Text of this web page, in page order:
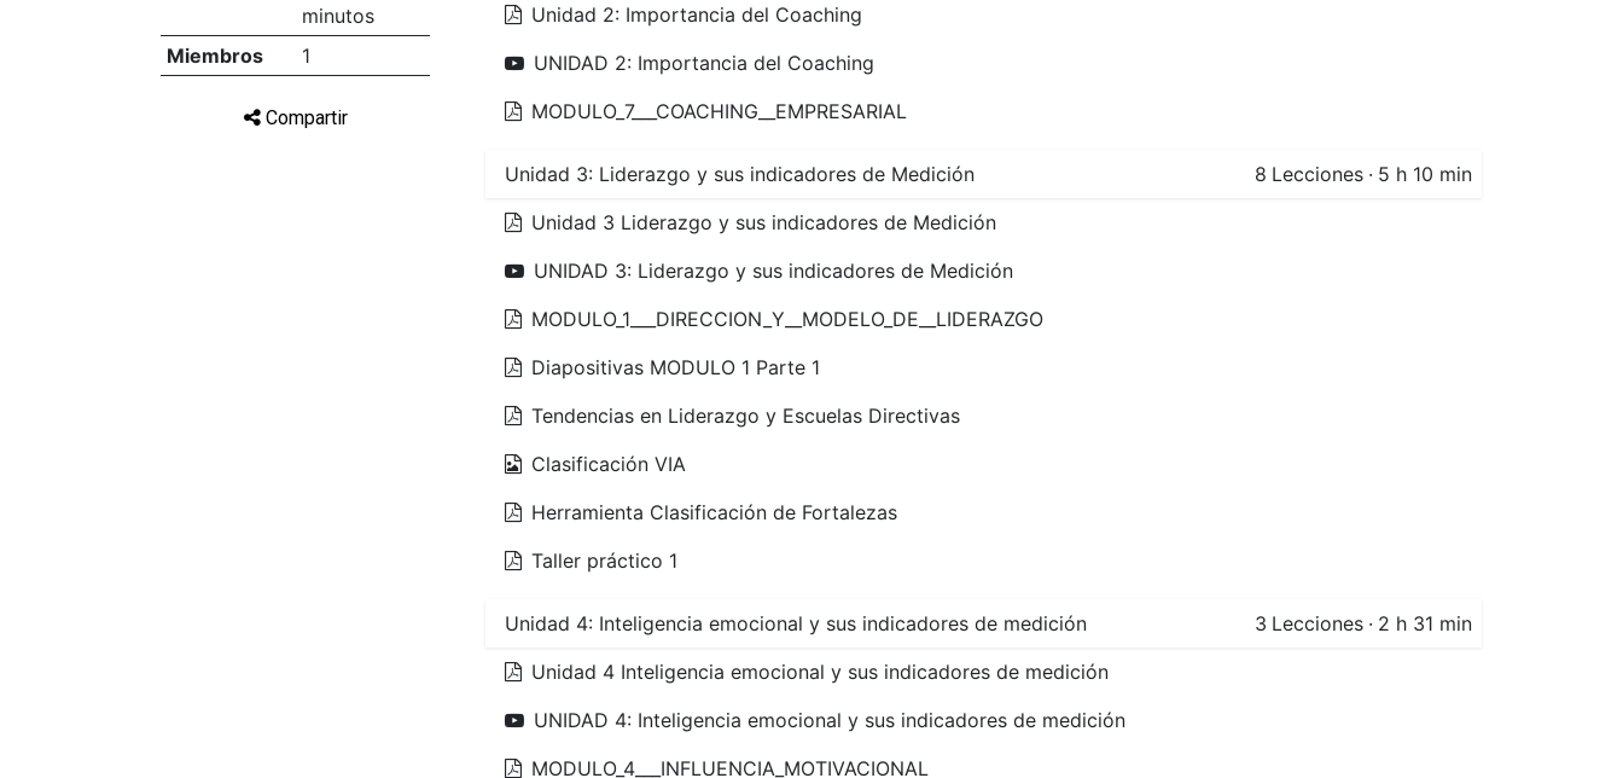
minutos
Miembros
1
Compartir
Unidad 2: Importancia del Coaching
UNIDAD 2: Importancia del Coaching
MODULO_7___COACHING__EMPRESARIAL
Unidad 3: Liderazgo y sus indicadores de Medición 8 Lecciones · 5 h 10 min
Unidad 3 Liderazgo y sus indicadores de Medición
UNIDAD 3: Liderazgo y sus indicadores de Medición
MODULO_1___DIRECCION_Y__MODELO_DE__LIDERAZGO
Diapositivas MODULO 1 Parte 1
Tendencias en Liderazgo y Escuelas Directivas
Clasificación VIA
Herramienta Clasificación de Fortalezas
Taller práctico 1
Unidad 4: Inteligencia emocional y sus indicadores de medición 3 Lecciones · 2 h 31 min
Unidad 4 Inteligencia emocional y sus indicadores de medición
UNIDAD 4: Inteligencia emocional y sus indicadores de medición
MODULO_4___INFLUENCIA_MOTIVACIONAL